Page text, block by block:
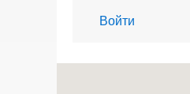
User
account
Войти